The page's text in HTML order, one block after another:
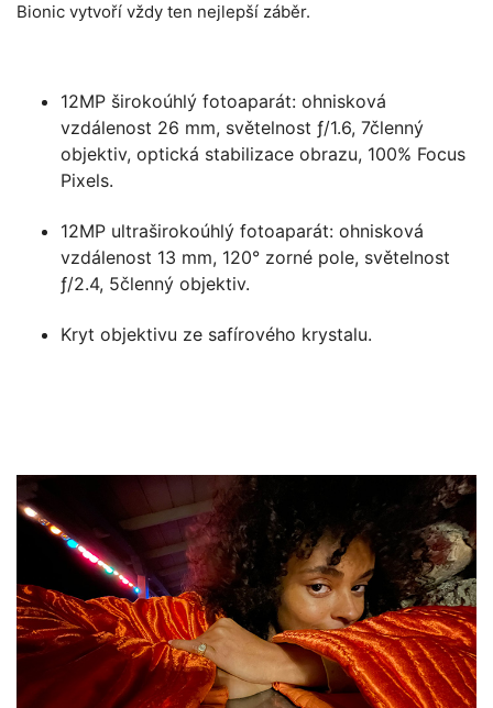
Bionic vytvoří vždy ten nejlepší záběr.
12MP širokoúhlý fotoaparát: ohnisková
vzdálenost 26 mm, světelnost ƒ/1.6, 7členný
objektiv, optická stabilizace obrazu, 100% Focus
Pixels.
12MP ultraširokoúhlý fotoaparát: ohnisková
vzdálenost 13 mm, 120° zorné pole, světelnost
ƒ/2.4, 5členný objektiv.
Kryt objektivu ze safírového krystalu.